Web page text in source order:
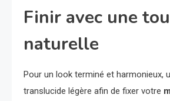
Finir avec une
naturelle
Pour un look terminé et harmonieux,
translucide légère afin de fixer votre